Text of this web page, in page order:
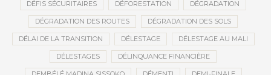
DÉFIS SÉCURITAIRES DÉFORESTATION DÉGRADATION
DÉGRADATION DES ROUTES DÉGRADATION DES SOLS
DÉLAI DE LA TRANSITION DÉLESTAGE DÉLESTAGE AU MALI
DÉLESTAGES DÉLINQUANCE FINANCIÈRE